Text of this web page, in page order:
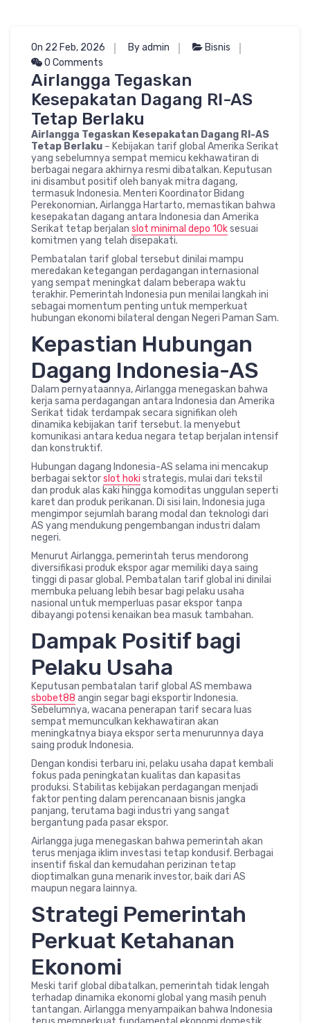
On 22 Feb, 2026 By admin
Bisnis
0 Comments
Airlangga Tegaskan
Kesepakatan Dagang RI-AS
Tetap Berlaku
Airlangga Tegaskan Kesepakatan Dagang RI-AS
Tetap Berlaku – Kebijakan tarif global Amerika Serikat
yang sebelumnya sempat memicu kekhawatiran di
berbagai negara akhirnya resmi dibatalkan. Keputusan
ini disambut positif oleh banyak mitra dagang,
termasuk Indonesia. Menteri Koordinator Bidang
Perekonomian, Airlangga Hartarto, memastikan bahwa
kesepakatan dagang antara Indonesia dan Amerika
Serikat tetap berjalan slot minimal depo 10ksesuai
komitmen yang telah disepakati.
Pembatalan tarif global tersebut dinilai mampu
meredakan ketegangan perdagangan internasional
yang sempat meningkat dalam beberapa waktu
terakhir. Pemerintah Indonesia pun menilai langkah ini
sebagai momentum penting untuk memperkuat
hubungan ekonomi bilateral dengan Negeri Paman Sam.
Kepastian Hubungan
Dagang Indonesia-AS
Dalam pernyataannya, Airlangga menegaskan bahwa
kerja sama perdagangan antara Indonesia dan Amerika
Serikat tidak terdampak secara signifikan oleh
dinamika kebijakan tarif tersebut. Ia menyebut
komunikasi antara kedua negara tetap berjalan intensif
dan konstruktif.
Hubungan dagang Indonesia-AS selama ini mencakup
berbagai sektorslot hoki strategis, mulai dari tekstil
dan produk alas kaki hingga komoditas unggulan seperti
karet dan produk perikanan. Di sisi lain, Indonesia juga
mengimpor sejumlah barang modal dan teknologi dari
AS yang mendukung pengembangan industri dalam
negeri.
Menurut Airlangga, pemerintah terus mendorong
diversifikasi produk ekspor agar memiliki daya saing
tinggi di pasar global. Pembatalan tarif global ini dinilai
membuka peluang lebih besar bagi pelaku usaha
nasional untuk memperluas pasar ekspor tanpa
dibayangi potensi kenaikan bea masuk tambahan.
Dampak Positif bagi
Pelaku Usaha
Keputusan pembatalan tarif global AS membawa
sbobet88 angin segar bagi eksportir Indonesia.
Sebelumnya, wacana penerapan tarif secara luas
sempat memunculkan kekhawatiran akan
meningkatnya biaya ekspor serta menurunnya daya
saing produk Indonesia.
Dengan kondisi terbaru ini, pelaku usaha dapat kembali
fokus pada peningkatan kualitas dan kapasitas
produksi. Stabilitas kebijakan perdagangan menjadi
faktor penting dalam perencanaan bisnis jangka
panjang, terutama bagi industri yang sangat
bergantung pada pasar ekspor.
Airlangga juga menegaskan bahwa pemerintah akan
terus menjaga iklim investasi tetap kondusif. Berbagai
insentif fiskal dan kemudahan perizinan tetap
dioptimalkan guna menarik investor, baik dari AS
maupun negara lainnya.
Strategi Pemerintah
Perkuat Ketahanan
Ekonomi
Meski tarif global dibatalkan, pemerintah tidak lengah
terhadap dinamika ekonomi global yang masih penuh
tantangan. Airlangga menyampaikan bahwa Indonesia